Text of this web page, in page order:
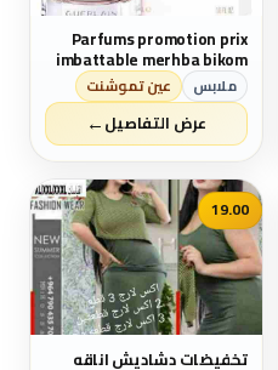
Parfums promotion prix
imbattable merhba bikom
❤ملابس عين تموشنت
عرض التفاصيل←
19.00
تخفيضات دشاديش اناقه